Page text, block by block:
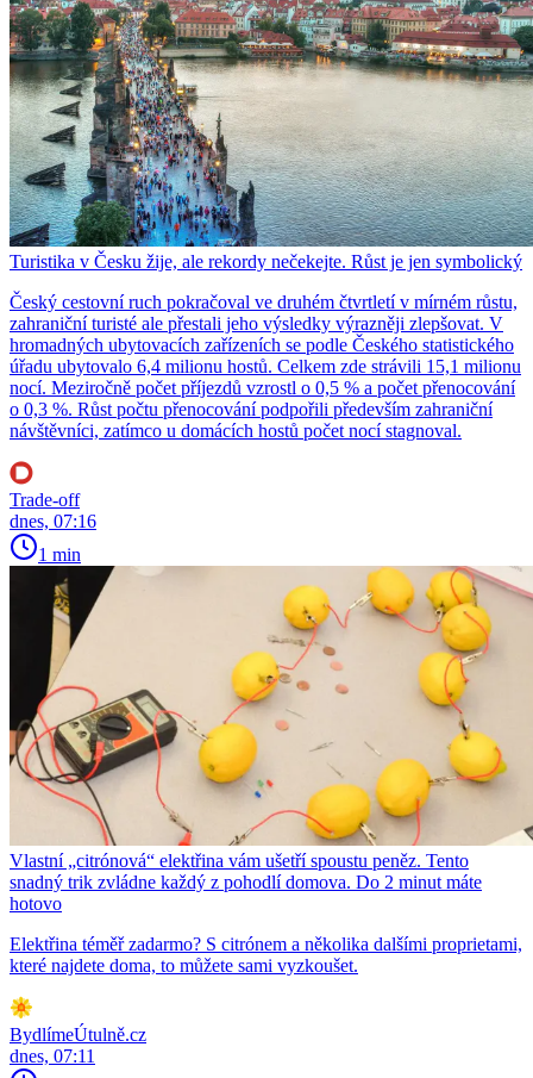
Turistika v Česku žije, ale rekordy nečekejte. Růst je jen symbolický
Český cestovní ruch pokračoval ve druhém čtvrtletí v mírném růstu,
zahraniční turisté ale přestali jeho výsledky výrazněji zlepšovat. V
hromadných ubytovacích zařízeních se podle Českého statistického
úřadu ubytovalo 6,4 milionu hostů. Celkem zde strávili 15,1 milionu
nocí. Meziročně počet příjezdů vzrostl o 0,5 % a počet přenocování
o 0,3 %. Růst počtu přenocování podpořili především zahraniční
návštěvníci, zatímco u domácích hostů počet nocí stagnoval.
Trade-off
dnes, 07:16
1 min
Vlastní „citrónová“ elektřina vám ušetří spoustu peněz. Tento
snadný trik zvládne každý z pohodlí domova. Do 2 minut máte
hotovo
Elektřina téměř zadarmo? S citrónem a několika dalšími proprietami,
které najdete doma, to můžete sami vyzkoušet.
BydlímeÚtulně.cz
dnes, 07:11